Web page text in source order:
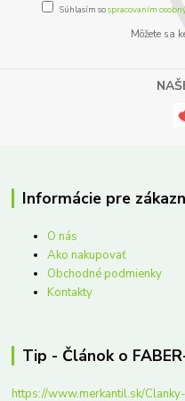
Súhlasím sospracovaním
Môžete sa
Informácie pre
O nás
Ako nakupovať
Obchodné podmienky
Kontakty
Tip - Článok o
https://www.merkantil.sk/